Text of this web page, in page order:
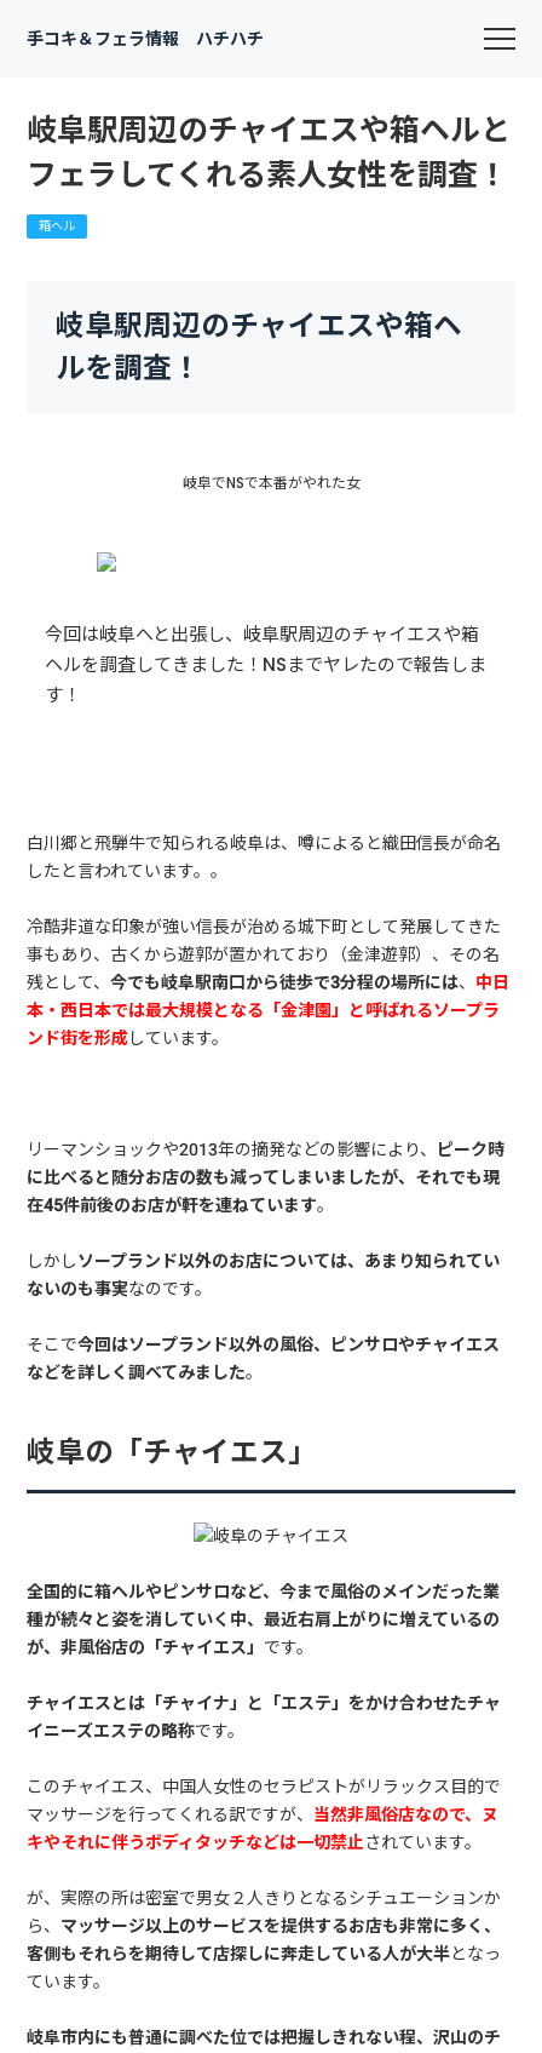
手コキ＆フェラ情報 ハチハチ
岐阜駅周辺のチャイエスや箱ヘルと
フェラしてくれる素人女性を調査！
箱ヘル
岐阜駅周辺のチャイエスや箱ヘ
ルを調査！
岐阜でNSで本番がやれた女
今回は岐阜へと出張し、岐阜駅周辺のチャイエスや箱
ヘルを調査してきました！NSまでヤレたので報告しま
す！
白川郷と飛騨牛で知られる岐阜は、噂によると織田信長が命名
したと言われています。。
冷酷非道な印象が強い信長が治める城下町として発展してきた
事もあり、古くから遊郭が置かれており（金津遊郭）、その名
残として、今でも岐阜駅南口から徒歩で3分程の場所には、 中日
本・西日本では最大規模となる「金津園」と呼ばれるソープラ
ンド街を形成しています。
リーマンショックや2013年の摘発などの影響により、 ピーク時
に比べると随分お店の数も減ってしまいましたが、それでも現
在45件前後のお店が軒を連ねています。
しかしソープランド以外のお店については、あまり知られてい
ないのも事実なのです。
そこで今回はソープランド以外の風俗、ピンサロやチャイエス
などを詳しく調べてみました。
岐阜の「チャイエス」
全国的に箱ヘルやピンサロなど、今まで風俗のメインだった業
種が続々と姿を消していく中、最近右肩上がりに増えているの
が、非風俗店の「チャイエス」 です。
チャイエスとは「チャイナ」と「エステ」をかけ合わせたチャ
イニーズエステの略称です。
このチャイエス、中国人女性のセラピストがリラックス目的で
マッサージを行ってくれる訳ですが、 当然非風俗店なので、ヌ
キやそれに伴うボディタッチなどは一切禁止されています。
が、実際の所は密室で男女２人きりとなるシチュエーションか
ら、 マッサージ以上のサービスを提供するお店も非常に多く、
客側もそれらを期待して店探しに奔走している人が大半となっ
ています。
岐阜市内にも普通に調べた位では把握しきれない程、沢山のチ